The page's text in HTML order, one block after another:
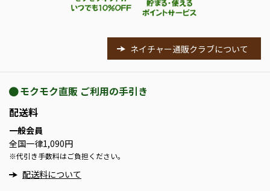
ネイチャー通販クラブについて
モクモク直販 ご利用の手引き
配送料
一般会員
全国一律1,090円
※代引き手数料はご負担ください。
配送料について